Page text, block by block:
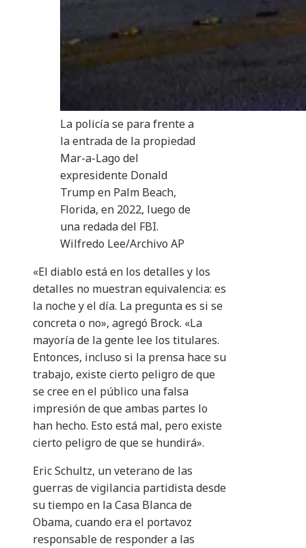
La policía se para frente a
la entrada de la propiedad
Mar-a-Lago del
expresidente Donald
Trump en Palm Beach,
Florida, en 2022, luego de
una redada del FBI.
Wilfredo Lee/Archivo AP
«El diablo está en los detalles y los
detalles no muestran equivalencia: es
la noche y el día. La pregunta es si se
concreta o no», agregó Brock. «La
mayoría de la gente lee los titulares.
Entonces, incluso si la prensa hace su
trabajo, existe cierto peligro de que
se cree en el público una falsa
impresión de que ambas partes lo
han hecho. Esto está mal, pero existe
cierto peligro de que se hundirá».
Eric Schultz, un veterano de las
guerras de vigilancia partidista desde
su tiempo en la Casa Blanca de
Obama, cuando era el portavoz
responsable de responder a las